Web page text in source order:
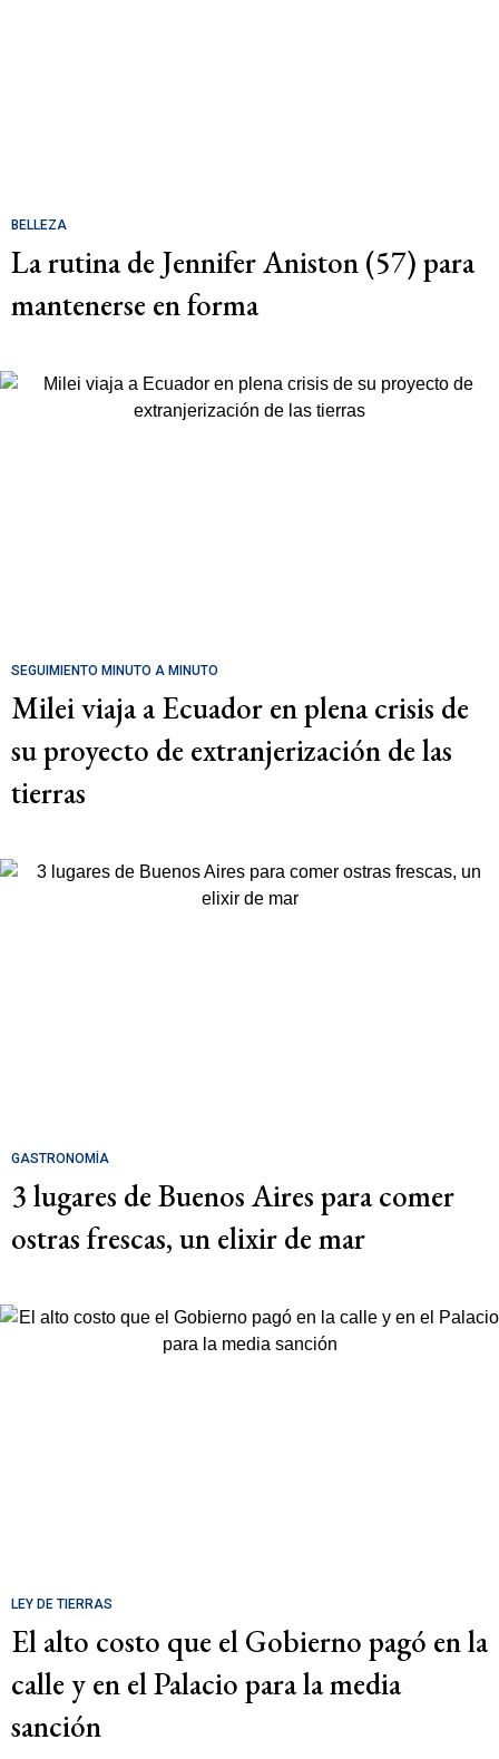
BELLEZA
La rutina de Jennifer Aniston (57) para
mantenerse en forma
SEGUIMIENTO MINUTO A MINUTO
Milei viaja a Ecuador en plena crisis de
su proyecto de extranjerización de las
tierras
GASTRONOMÍA
3 lugares de Buenos Aires para comer
ostras frescas, un elixir de mar
LEY DE TIERRAS
El alto costo que el Gobierno pagó en la
calle y en el Palacio para la media
sanción